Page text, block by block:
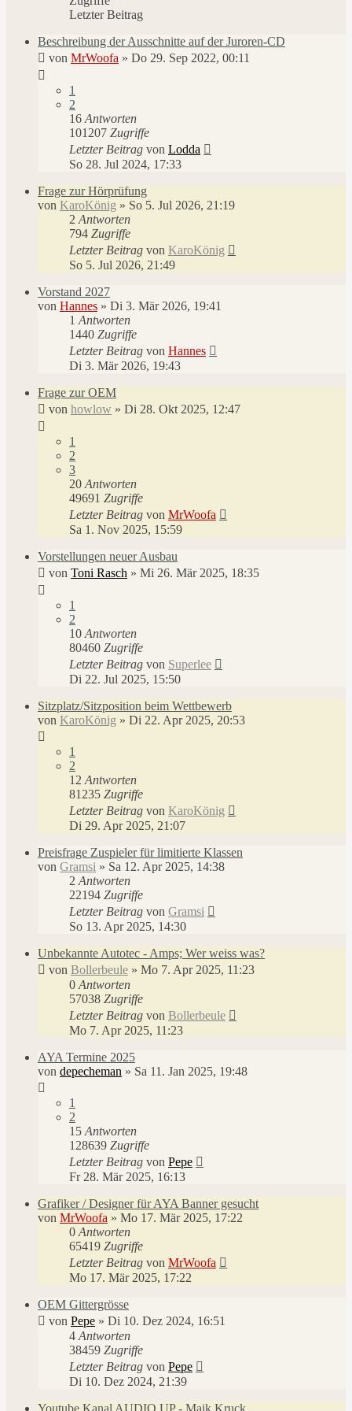
Letzter Beitrag
Beschreibung der Ausschnitte auf der Juroren-CD
von MrWoofa » Do 29. Sep 2022, 00:11
1
2
16 Antworten
101207 Zugriffe
Letzter Beitrag von Lodda
So 28. Jul 2024, 17:33
Frage zur Hörprüfung
von KaroKönig » So 5. Jul 2026, 21:19
2 Antworten
794 Zugriffe
Letzter Beitrag von KaroKönig
So 5. Jul 2026, 21:49
Vorstand 2027
von Hannes » Di 3. Mär 2026, 19:41
1 Antworten
1440 Zugriffe
Letzter Beitrag von Hannes
Di 3. Mär 2026, 19:43
Frage zur OEM
von howlow » Di 28. Okt 2025, 12:47
1
2
3
20 Antworten
49691 Zugriffe
Letzter Beitrag von MrWoofa
Sa 1. Nov 2025, 15:59
Vorstellungen neuer Ausbau
von Toni Rasch » Mi 26. Mär 2025, 18:35
1
2
10 Antworten
80460 Zugriffe
Letzter Beitrag von Superlee
Di 22. Jul 2025, 15:50
Sitzplatz/Sitzposition beim Wettbewerb
von KaroKönig » Di 22. Apr 2025, 20:53
1
2
12 Antworten
81235 Zugriffe
Letzter Beitrag von KaroKönig
Di 29. Apr 2025, 21:07
Preisfrage Zuspieler für limitierte Klassen
von Gramsi » Sa 12. Apr 2025, 14:38
2 Antworten
22194 Zugriffe
Letzter Beitrag von Gramsi
So 13. Apr 2025, 14:30
Unbekannte Autotec - Amps; Wer weiss was?
von Bollerbeule » Mo 7. Apr 2025, 11:23
0 Antworten
57038 Zugriffe
Letzter Beitrag von Bollerbeule
Mo 7. Apr 2025, 11:23
AYA Termine 2025
von depecheman » Sa 11. Jan 2025, 19:48
1
2
15 Antworten
128639 Zugriffe
Letzter Beitrag von Pepe
Fr 28. Mär 2025, 16:13
Grafiker / Designer für AYA Banner gesucht
von MrWoofa » Mo 17. Mär 2025, 17:22
0 Antworten
65419 Zugriffe
Letzter Beitrag von MrWoofa
Mo 17. Mär 2025, 17:22
OEM Gittergrösse
von Pepe » Di 10. Dez 2024, 16:51
4 Antworten
38459 Zugriffe
Letzter Beitrag von Pepe
Di 10. Dez 2024, 21:39
Youtube Kanal AUDIO UP - Maik Kruck